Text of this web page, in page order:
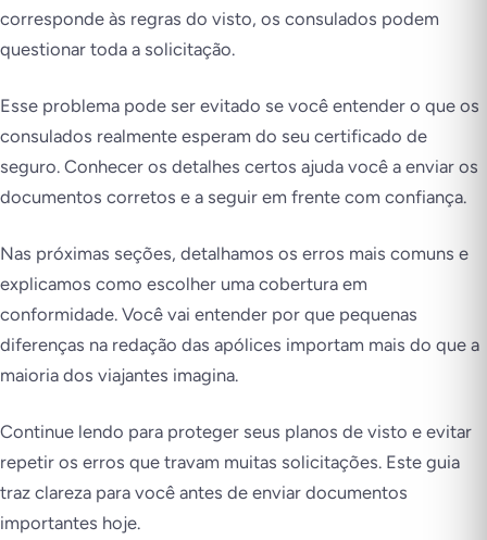
corresponde às regras do visto, os consulados podem
questionar toda a solicitação.
Esse problema pode ser evitado se você entender o que os
consulados realmente esperam do seu certificado de
seguro. Conhecer os detalhes certos ajuda você a enviar os
documentos corretos e a seguir em frente com confiança.
Nas próximas seções, detalhamos os erros mais comuns e
explicamos como escolher uma cobertura em
conformidade. Você vai entender por que pequenas
diferenças na redação das apólices importam mais do que a
maioria dos viajantes imagina.
Continue lendo para proteger seus planos de visto e evitar
repetir os erros que travam muitas solicitações. Este guia
traz clareza para você antes de enviar documentos
importantes hoje.